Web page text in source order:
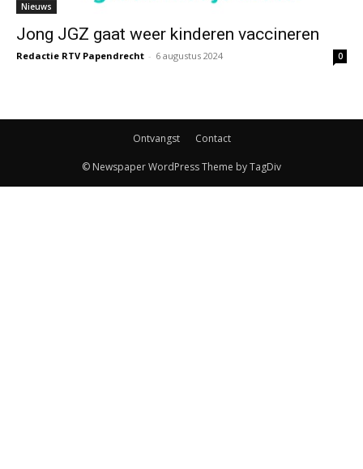
Nieuws
Jong JGZ gaat weer kinderen vaccineren
Redactie RTV Papendrecht - 6 augustus 2024 0
Ontvangst Contact
© Newspaper WordPress Theme by TagDiv